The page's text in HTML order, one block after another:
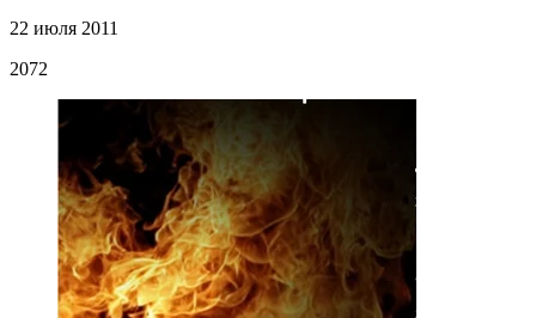
22 июля 2011
2072